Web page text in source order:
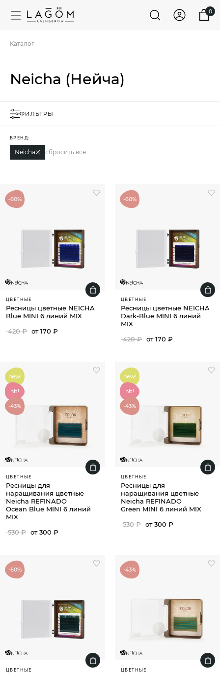
0
Каталог
Neicha (Нейча)
ФИЛЬТРЫ
БРЕНД:
Neicha сбросить все
-60%
ЦВЕТНЫЕ
Ресницы цветные NEICHA
Blue MINI 6 линий MIX
420 ₽ от 170 ₽
-60%
ЦВЕТНЫЕ
Ресницы цветные NEICHA
Dark-Blue MINI 6 линий
MIX
420 ₽ от 170 ₽
new!
hit!
-43%
ЦВЕТНЫЕ
Ресницы для
наращивания цветные
Neicha REFINADO
Ocean Blue MINI 6 линий
MIX
530 ₽ от 300 ₽
new!
hit!
-43%
ЦВЕТНЫЕ
Ресницы для
наращивания цветные
Neicha REFINADO
Green MINI 6 линий MIX
530 ₽ от 300 ₽
-60%
ЦВЕТНЫЕ
-43%
ЦВЕТНЫЕ